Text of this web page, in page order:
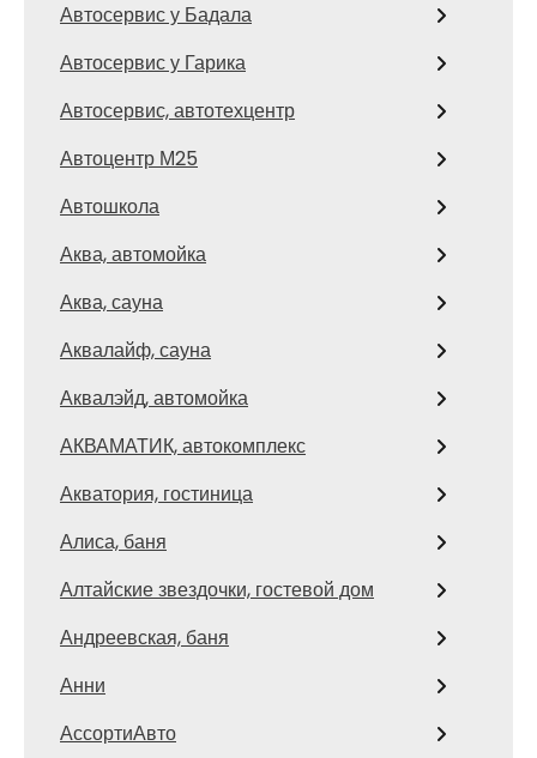
Автосервис у Бадала
Автосервис у Гарика
Автосервис, автотехцентр
Автоцентр М25
Автошкола
Аква, автомойка
Аква, сауна
Аквалайф, сауна
Аквалэйд, автомойка
АКВАМАТИК, автокомплекс
Акватория, гостиница
Алиса, баня
Алтайские звездочки, гостевой дом
Андреевская, баня
Анни
АссортиАвто